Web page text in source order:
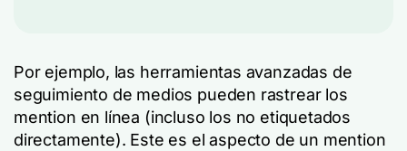
Por ejemplo, las herramientas avanzadas de
seguimiento de medios pueden rastrear los
mention en línea (incluso los no etiquetados
directamente). Este es el aspecto de un mention